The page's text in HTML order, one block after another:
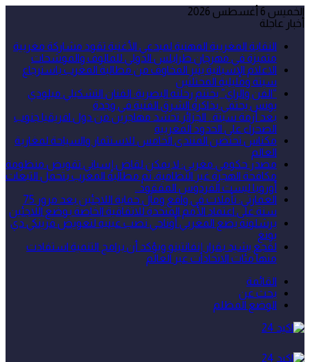
الخميس 6 أغسطس 2026
أخبار عاجلة
النقابة المغربية المهنية لمبدعي الأغنية تقود مشاركة مغربية
متميزة في مهرجان طرابلس الدولي للمالوف والموشحات
الاعلام الإسبانية يثير المخاوف من مطالبة المغرب باسترجاع
سبتة ومليلية المحتلتين
“الفن والراي” يختتم رحلته البصرية: الفنان التشكيلي ميلودي
يونس يحتفي بذاكرة الشرق الفنية في وجدة
بعد أزمة سبتة.. الجزائر تحشد مهاجرين من دول افريقيا جنوب
الصحراء على الحدود المغربية
مكناس تحتضن المنتدى الخامس للاستثمار والسياحة لمغاربة
العالم
مصدر حكومي مغربي: لا يمكن لقاض إسباني تقويض منظومة
مكافحة الهجرة غير النظامية، ثم مطالبة المغرب بتحمل التبعات
أوروبا ليست الفردوس المفقود..
العمارتي: تأملات في واقع ومآل حماية اللاجئين بعد مرور 75
سنة على اعتماد الأمم المتحدة للاتفاقية الخاصة بوضع اللاجئين
برشلونة يضع المغربي أوناحي نصب عينيه لتعويض فرينكي دي
يونغ
لقجع يشيد بقرار إنفانتينو ويؤكد أن برامج التنمية استفادت
منها مئات الاتحادات عبر العالم
القائمة
بحث عن
الوضع المظلم